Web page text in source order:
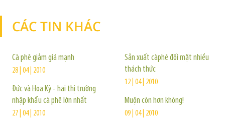
CÁC TIN KHÁC
Cà phê giảm giá mạnh
28 | 04 | 2010
Đức và Hoa Kỳ - hai thị trường
nhập khẩu cà phê lớn nhất
27 | 04 | 2010
Sản xuất càphê đối mặt nhiều
thách thức
12 | 04 | 2010
Muộn còn hơn không!
09 | 04 | 2010